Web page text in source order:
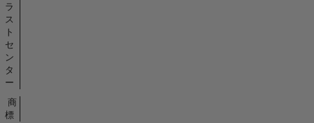
ラ
ス
ト
セ
ン
タ
ー
商
標